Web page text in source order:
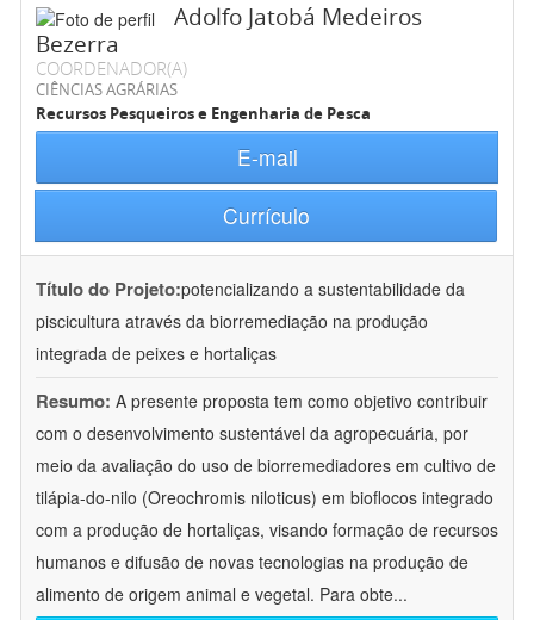
Adolfo Jatobá Medeiros
Bezerra
COORDENADOR(A)
CIÊNCIAS AGRÁRIAS
Recursos Pesqueiros e Engenharia de Pesca
E-mail
Currículo
Título do Projeto:potencializando a sustentabilidade da
piscicultura através da biorremediação na produção
integrada de peixes e hortaliças
Resumo: A presente proposta tem como objetivo contribuir
com o desenvolvimento sustentável da agropecuária, por
meio da avaliação do uso de biorremediadores em cultivo de
tilápia-do-nilo (Oreochromis niloticus) em bioflocos integrado
com a produção de hortaliças, visando formação de recursos
humanos e difusão de novas tecnologias na produção de
alimento de origem animal e vegetal. Para obte...